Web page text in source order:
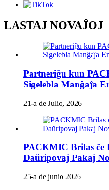
LASTAJ NOVAĴOJ
Partneriĝu kun
Sigelebla Manĝaĵa
21-a de Julio, 2026
PACKMIC Brilas ĉe
Daŭripovaj Pakaj
25-a de junio 2026